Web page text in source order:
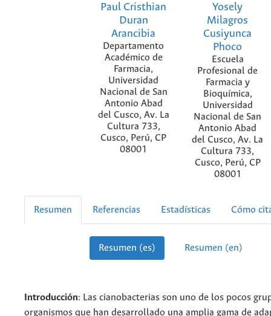
Paul Cristhian
Duran
Arancibia
Departamento
Académico de
Farmacia,
Universidad
Nacional de San
Antonio Abad
del Cusco, Av. La
Cultura 733,
Cusco, Perú, CP
08001
Yosely
Milagros
Cusiyunca
Phoco
Escuela
Profesional de
Farmacia y
Bioquímica,
Universidad
Nacional de San
Antonio Abad
del Cusco, Av. La
Cultura 733,
Cusco, Perú, CP
08001
Resumen Referencias Estadísticas Cómo
Resumen (es) Resumen (en)
Introducción: Las cianobacterias son uno de los pocos
organismos que han desarrollado una amplia gama de